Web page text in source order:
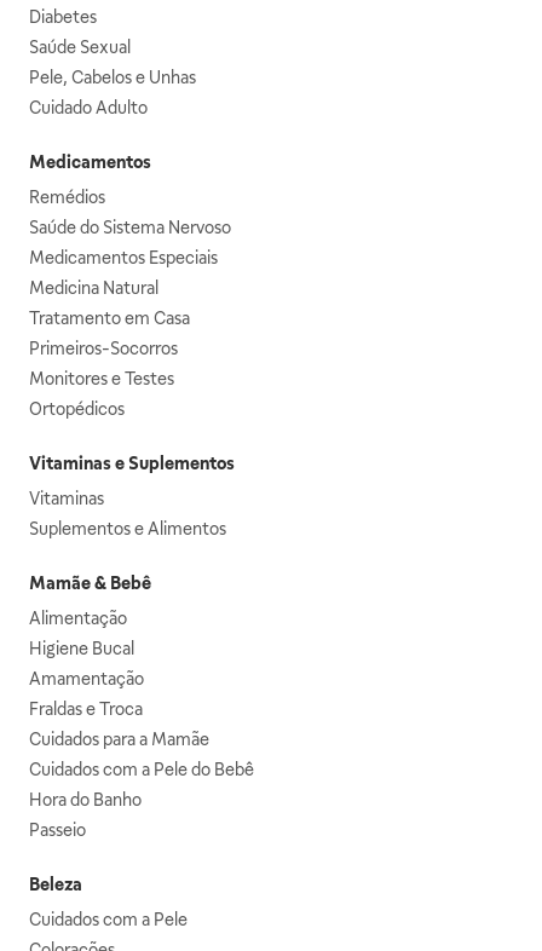
Diabetes
Saúde Sexual
Pele, Cabelos e Unhas
Cuidado Adulto
Medicamentos
Remédios
Saúde do Sistema Nervoso
Medicamentos Especiais
Medicina Natural
Tratamento em Casa
Primeiros-Socorros
Monitores e Testes
Ortopédicos
Vitaminas e Suplementos
Vitaminas
Suplementos e Alimentos
Mamãe & Bebê
Alimentação
Higiene Bucal
Amamentação
Fraldas e Troca
Cuidados para a Mamãe
Cuidados com a Pele do Bebê
Hora do Banho
Passeio
Beleza
Cuidados com a Pele